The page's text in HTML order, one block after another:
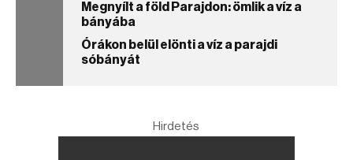
Megnyílt a föld Parajdon: ömlik a víz a
bányába
Órákon belül elönti a víz a parajdi
sóbányát
Hirdetés